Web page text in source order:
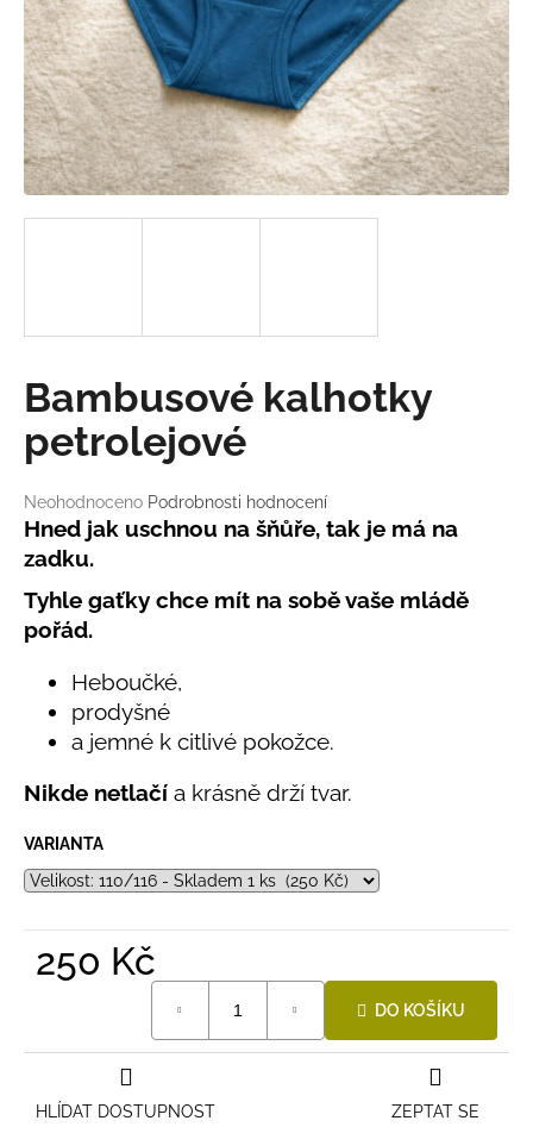
Průměrné
hodnocení
produktu
je
0,0
z
5
Neohodnoceno Podrobnosti hodnocení
Bambusové kalhotky
petrolejové
Hned jak uschnou na šňůře, tak je má na
zadku.
Tyhle gaťky chce mít na sobě vaše mládě
pořád.
Heboučké,
prodyšné
a jemné k citlivé pokožce.
Nikde netlačí a krásně drží tvar.
VARIANTA
250 Kč
DO KOŠÍKU
ZEPTAT SE
HLÍDAT DOSTUPNOST
a
j
í
t
?
D
o
p
o
u
č
u
j
e
m
LETNÍ
KLOBOUČEK
OUŠKY
30
395